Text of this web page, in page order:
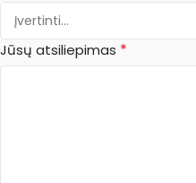
Jūsų atsiliepimas *